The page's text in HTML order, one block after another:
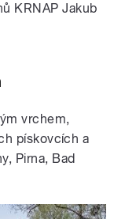
KRNAP Jakub
vrchem,
pískovcích a
Pirna, Bad